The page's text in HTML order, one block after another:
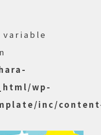
variable
wp-
inc/